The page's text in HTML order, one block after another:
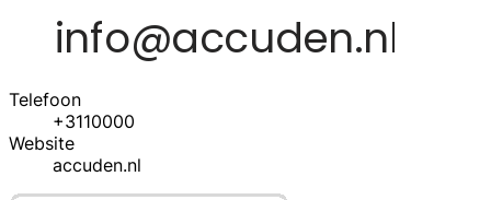
Telefoon
+3110000
Website
accuden.nl